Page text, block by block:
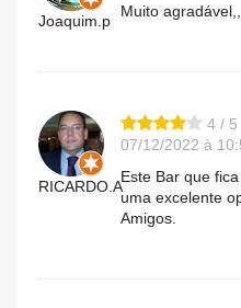
Joaquim.p
Muito
RICARDO.A
4 / 5
07/12/2022 à
Este Bar que
uma excelente
Amigos.